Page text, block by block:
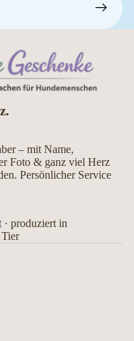
– mit Name,
Foto & ganz viel Herz
Persönlicher Service
· produziert in